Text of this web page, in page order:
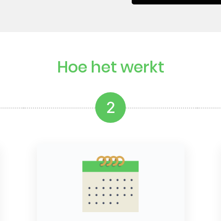
Hoe het werkt
2